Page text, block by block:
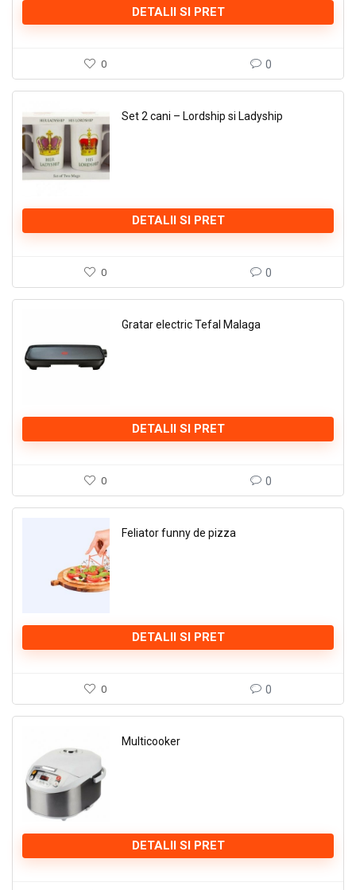
DETALII SI PRET
0 0
Set 2 cani – Lordship si Ladyship
DETALII SI PRET
0 0
Gratar electric Tefal Malaga
DETALII SI PRET
0 0
Feliator funny de pizza
DETALII SI PRET
0 0
Multicooker
DETALII SI PRET